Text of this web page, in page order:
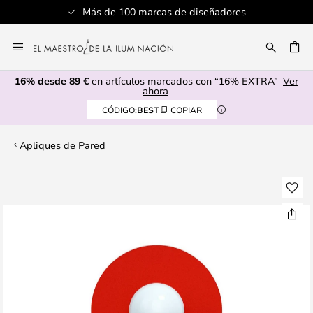
Más de 100 marcas de diseñadores
al
contenido
16% desde 89 € en artículos marcados con “16% EXTRA” Ver
ahora
CÓDIGO:BEST COPIAR
Apliques de Pared